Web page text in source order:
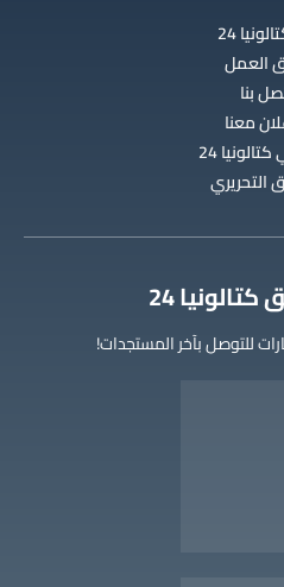
24
العمل
بنا
معنا
24
التحريري
24
للتوصل بآخر المستجدات!